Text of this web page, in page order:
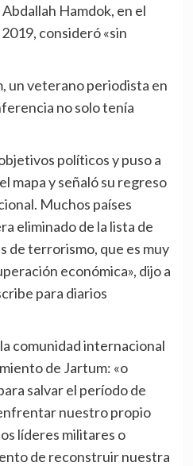
Hamdok, en el
consideró «sin
no solo tenía
mapa y señaló su regreso
Muchos países
eliminado de la lista de
de terrorismo, que es muy
económica», dijo a
para diarios
de Jartum: «o
salvar el período de
nuestro propio
líderes militares o
de reconstruir nuestra